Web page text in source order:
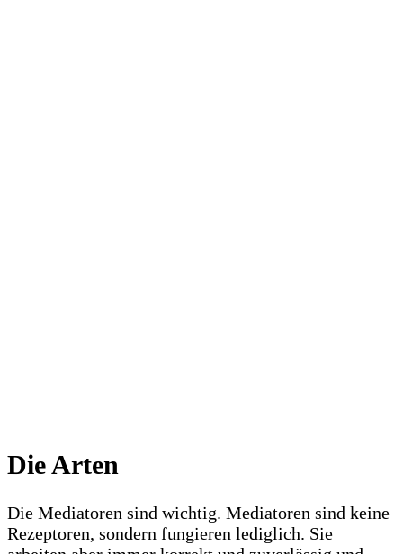
Die Arten
Die Mediatoren sind wichtig. Mediatoren sind keine
Rezeptoren, sondern fungieren lediglich. Sie